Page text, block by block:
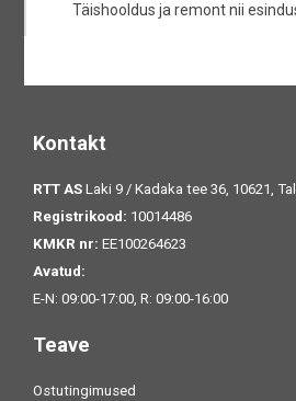
Täishooldus ja remont nii
Kontakt
RTT AS Laki 9 / Kadaka tee 36, 10621,
Registrikood: 10014486
KMKR nr: EE100264623
Avatud:
E-N: 09:00-17:00, R: 09:00-16:00
Teave
Ostutingimused